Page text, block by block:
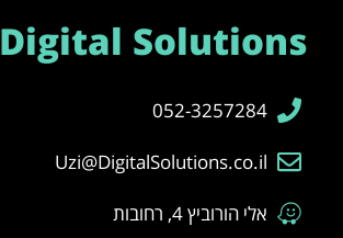
Digital Solutions
052-3257284
Uzi@DigitalSolutions.co.il
אלי הורוביץ 4, רחובות